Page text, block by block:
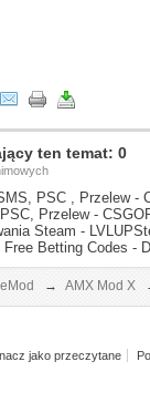
ten temat: 0
PSC , Przelew -
Przelew -
Steam -
Betting Codes -
→ AMX Mod X
jako przeczytane